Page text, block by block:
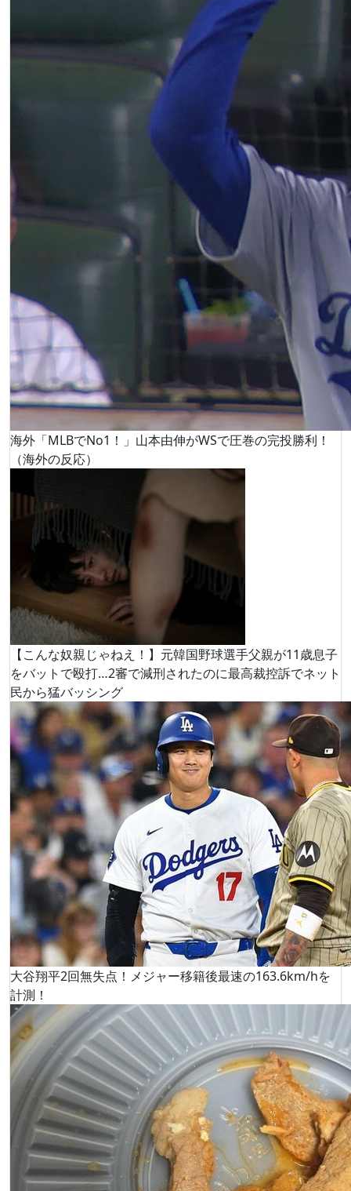
海外「MLBでNo1！」山本由伸がWSで圧巻の完投勝利！
（海外の反応）
【こんな奴親じゃねえ！】元韓国野球選手父親が11歳息子
をバットで殴打…2審で減刑されたのに最高裁控訴でネット
民から猛バッシング
大谷翔平2回無失点！メジャー移籍後最速の163.6km/hを
計測！